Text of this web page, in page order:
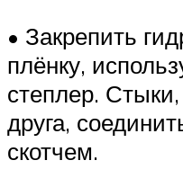
• Закрепить
плёнку,
степлер.
друга,
скотчем.